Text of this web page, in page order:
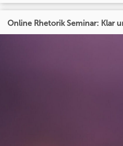
Online Rhetorik Seminar: Klar